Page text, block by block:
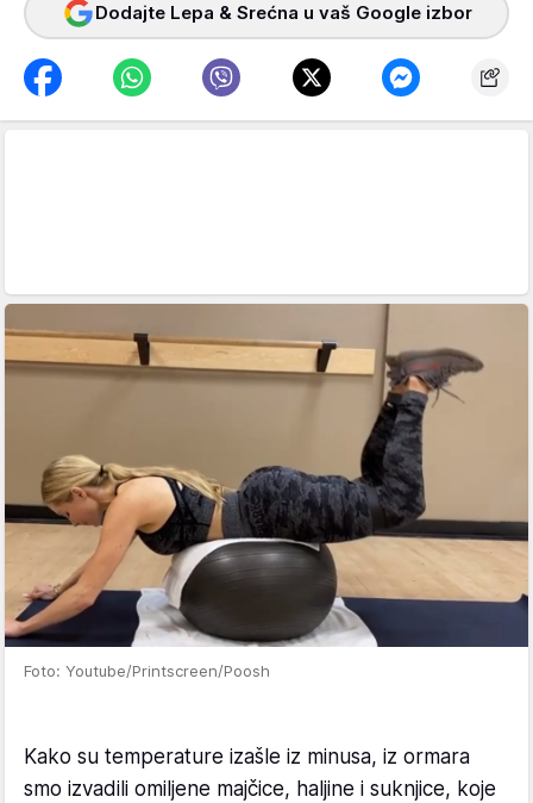
Dodajte Lepa & Srećna u vaš Google izbor
Foto: Youtube/Printscreen/Poosh
Kako su temperature izašle iz minusa, iz ormara
smo izvadili omiljene majčice, haljine i suknjice, koje